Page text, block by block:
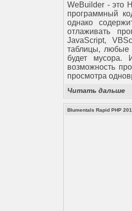
WeBuilder - это
программный
однако
отлаживать
JavaScript,
таблицы,
будет
возможность
просмотра
Читать дальше
Blumentals Rapid PHP